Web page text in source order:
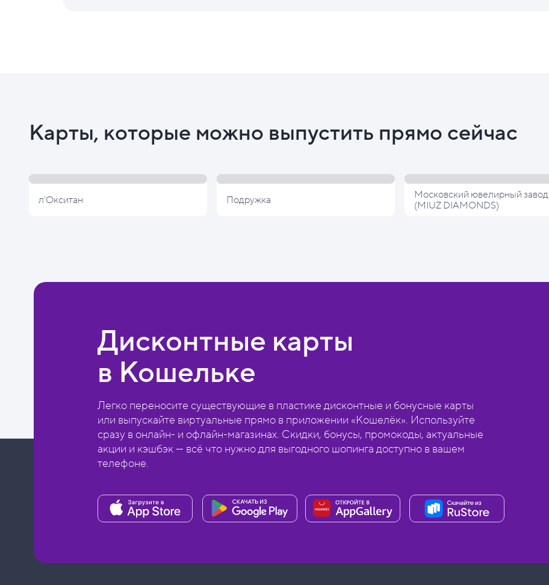
Карты, которые можно выпустить прямо сейчас
л'Окситан Подружка
Московский ювелирный завод
(MIUZ DIAMONDS)
Дисконтные карты
в Кошельке
Легко переносите существующие в пластике дисконтные и бонусные карты
или выпускайте виртуальные прямо в приложении «Кошелёк». Используйте
сразу в онлайн- и офлайн-магазинах. Скидки, бонусы, промокоды, актуальные
акции и кэшбэк — всё что нужно для выгодного шопинга доступно в вашем
телефоне.